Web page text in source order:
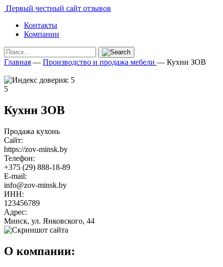
Первый честный сайт отзывов
Контакты
Компании
Главная — Производство и продажа мебели — Кухни ЗОВ
5
Кухни ЗОВ
Продажа кухонь
Сайт:
https://zov-minsk.by
Телефон:
+375 (29) 888-18-89
E-mail:
info@zov-minsk.by
ИНН:
123456789
Адрес:
Минск, ул. Янковского, 44
О компании: